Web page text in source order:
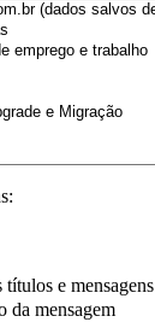
títulos e mensagens
da mensagem